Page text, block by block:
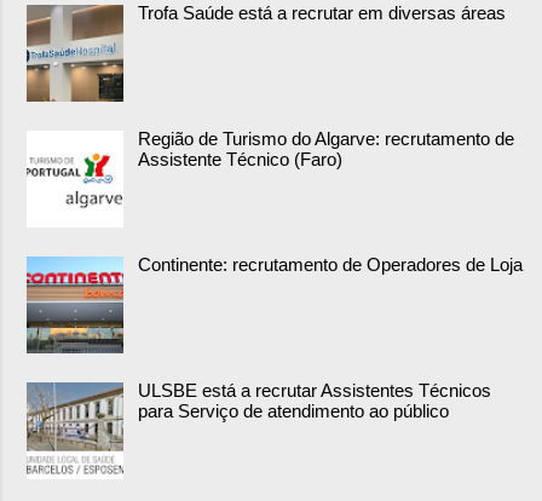
Trofa Saúde está a recrutar em diversas áreas
Região de Turismo do Algarve: recrutamento de
Assistente Técnico (Faro)
Continente: recrutamento de Operadores de Loja
ULSBE está a recrutar Assistentes Técnicos
para Serviço de atendimento ao público